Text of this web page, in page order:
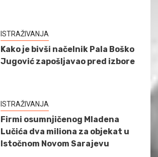
ISTRAŽIVANJA
Kako je bivši načelnik Pala Boško
Jugović zapošljavao pred izbore
ISTRAŽIVANJA
Firmi osumnjičenog Mladena
Lučića dva miliona za objekat u
Istočnom Novom Sarajevu